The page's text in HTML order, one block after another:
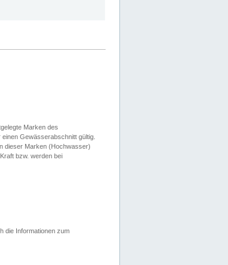
Marken des
Gewässerabschnitt gültig.
dieser Marken (Hochwasser)
bzw. werden bei
die Informationen zum